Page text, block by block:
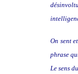
On sent
phrase
Le sens